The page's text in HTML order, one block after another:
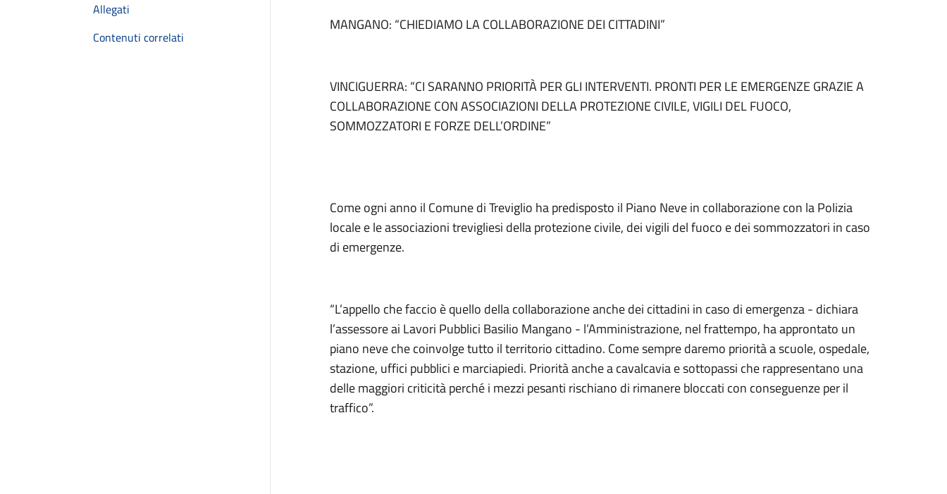
Allegati
Contenuti correlati
MANGANO: “CHIEDIAMO LA COLLABORAZIONE DEI CITTADINI”
VINCIGUERRA: “CI SARANNO PRIORITÀ PER GLI INTERVENTI. PRONTI PER LE EMERGENZE GRAZIE A
COLLABORAZIONE CON ASSOCIAZIONI DELLA PROTEZIONE CIVILE, VIGILI DEL FUOCO,
SOMMOZZATORI E FORZE DELL’ORDINE”
Come ogni anno il Comune di Treviglio ha predisposto il Piano Neve in collaborazione con la Polizia
locale e le associazioni trevigliesi della protezione civile, dei vigili del fuoco e dei sommozzatori in caso
di emergenze.
“L’appello che faccio è quello della collaborazione anche dei cittadini in caso di emergenza - dichiara
l’assessore ai Lavori Pubblici Basilio Mangano - l’Amministrazione, nel frattempo, ha approntato un
piano neve che coinvolge tutto il territorio cittadino. Come sempre daremo priorità a scuole, ospedale,
stazione, uffici pubblici e marciapiedi. Priorità anche a cavalcavia e sottopassi che rappresentano una
delle maggiori criticità perché i mezzi pesanti rischiano di rimanere bloccati con conseguenze per il
traffico”.